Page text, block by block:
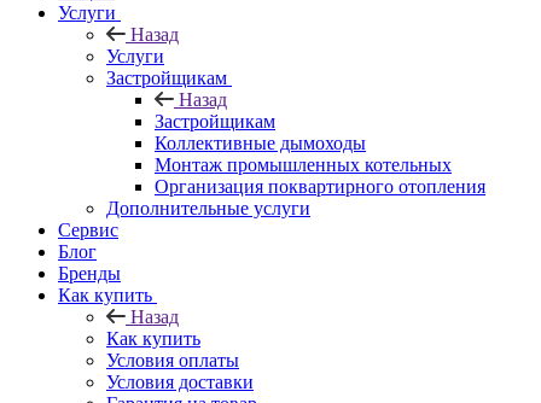
Услуги
Назад
Услуги
Застройщикам
Назад
Застройщикам
Коллективные дымоходы
Монтаж промышленных котельных
Организация поквартирного отопления
Дополнительные услуги
Сервис
Блог
Бренды
Как купить
Назад
Как купить
Условия оплаты
Условия доставки